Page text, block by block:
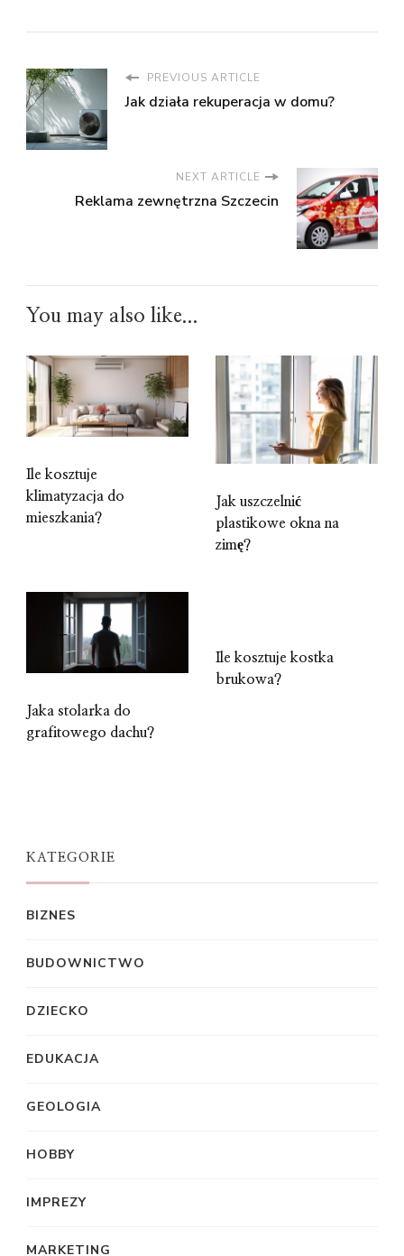
PREVIOUS ARTICLE
Jak działa rekuperacja w domu?
NEXT ARTICLE
Reklama zewnętrzna Szczecin
You may also like...
Ile kosztuje
klimatyzacja do
mieszkania?
Jak uszczelnić
plastikowe okna na
zimę?
Jaka stolarka do
grafitowego dachu?
Ile kosztuje kostka
brukowa?
KATEGORIE
BIZNES
BUDOWNICTWO
DZIECKO
EDUKACJA
GEOLOGIA
HOBBY
IMPREZY
MARKETING